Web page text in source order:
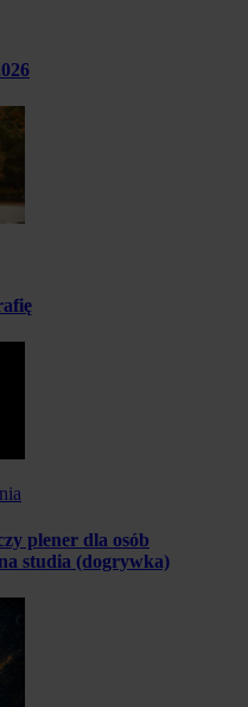
plener dla osób
studia (dogrywka)